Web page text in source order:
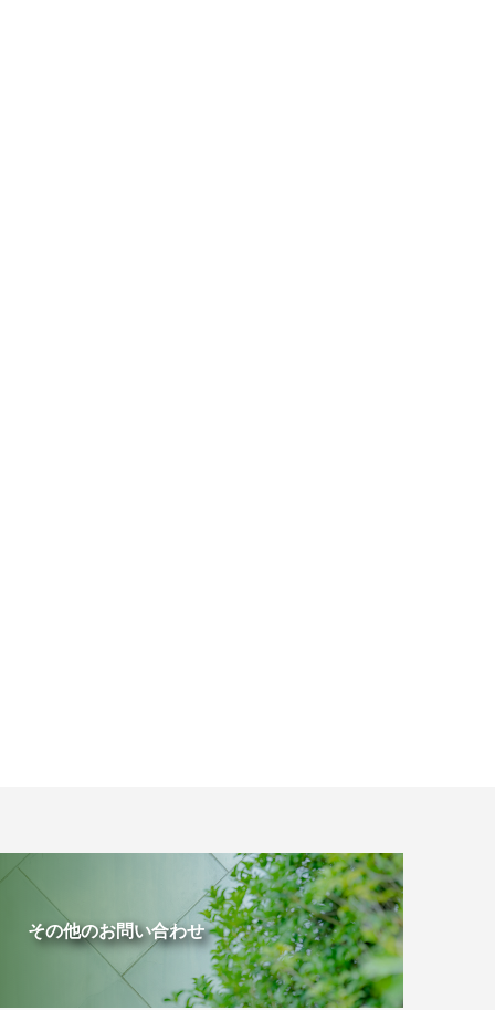
その他のお問い合わせ